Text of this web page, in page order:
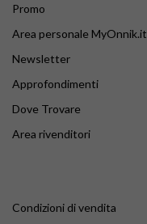
Promo
Area personale MyOnnik.it
Newsletter
Approfondimenti
Dove Trovare
Area rivenditori
Condizioni di vendita